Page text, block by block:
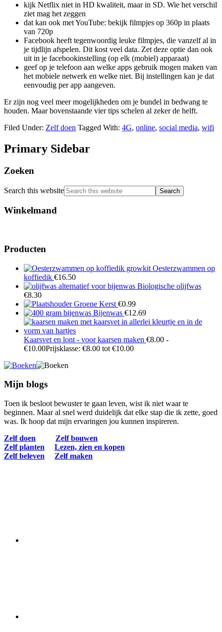
kijk Netflix niet in HD kwaliteit, maar in SD. Wie het verschil
ziet mag het zeggen
dat kan ook met YouTube: bekijk filmpjes op 360p in plaats
van 720p
Facebook heeft tegenwoordig leuke filmpjes, die vanzelf al in
je tijdlijn afspelen. Dit kost veel data. Zet deze optie dan ook
uit in je facebookinstelling (op elk (mobiel) apparaat)
geef op je telefoon aan welke apps gebruik mogen maken van
het mobiele netwerk en welke niet. Bij instellingen kan je dat
eenvoudig per app aangeven.
Er zijn nog veel meer mogelijkheden om je bundel in bedwang te
houden. Maar bovenstaande vier tips schelen al zeker de helft.
Filed Under: Zelf doen Tagged With: 4G, online, social media, wifi
Primary Sidebar
Zoeken
Search this website
Winkelmand
Producten
Oesterzwammen op
koffiedik €16.50
Biologische olijfwas
€8.30
Groene Kerst €0.99
Bijenwas €12.69
Kaarsvet en lont - voor kaarsen maken €8.00 -
€10.00Prijsklasse: €8.00 tot €10.00
Mijn blogs
Toen ik besloot bewuster te gaan leven, wist ik niet waar te
beginnen. Maar al snel werd duidelijk dat elke stap die ik zette, goed
was. Ik hoop dat mijn ervaringen jou kunnen inspireren.
Zelf doen
Zelf bouwen
Zelf planten
Lezen, zien en kopen
Zelf beleven
Zelf maken